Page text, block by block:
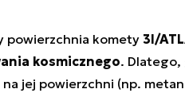
powierzchnia komety 3I/
kosmicznego. Dlatego,
jej powierzchni (np.